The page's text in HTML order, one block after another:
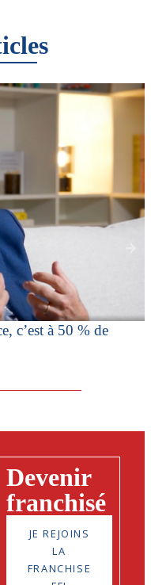
c’est à 50 % de
Devenir
franchisé
JE REJOINS
LA
FRANCHISE